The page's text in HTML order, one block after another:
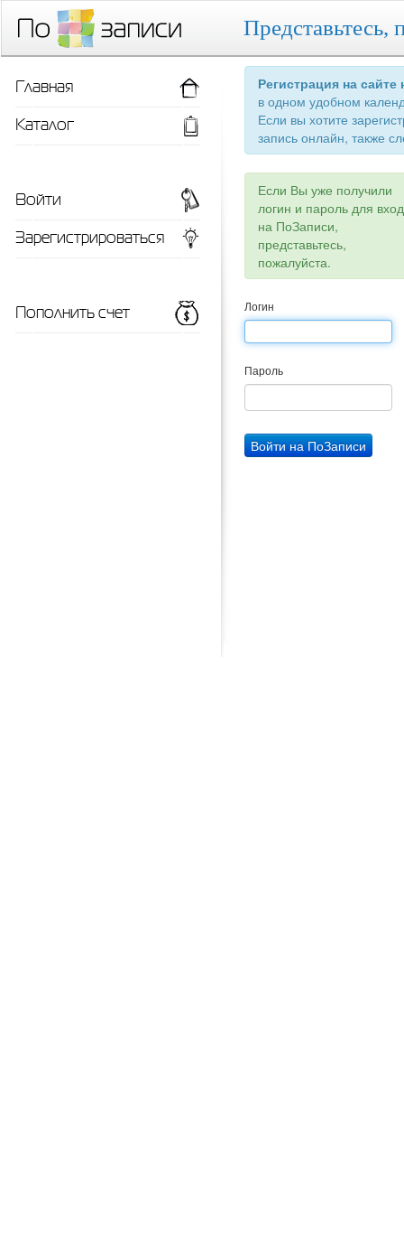
Представьтесь,
Регистрация на
в одном удобном
Если вы хотите
запись онлайн, также
Если Вы уже получили
логин и пароль для
на ПоЗаписи,
представьтесь,
пожалуйста.
Логин
Пароль
Главная
Каталог
Войти
Зарегистрироваться
Пополнить счет